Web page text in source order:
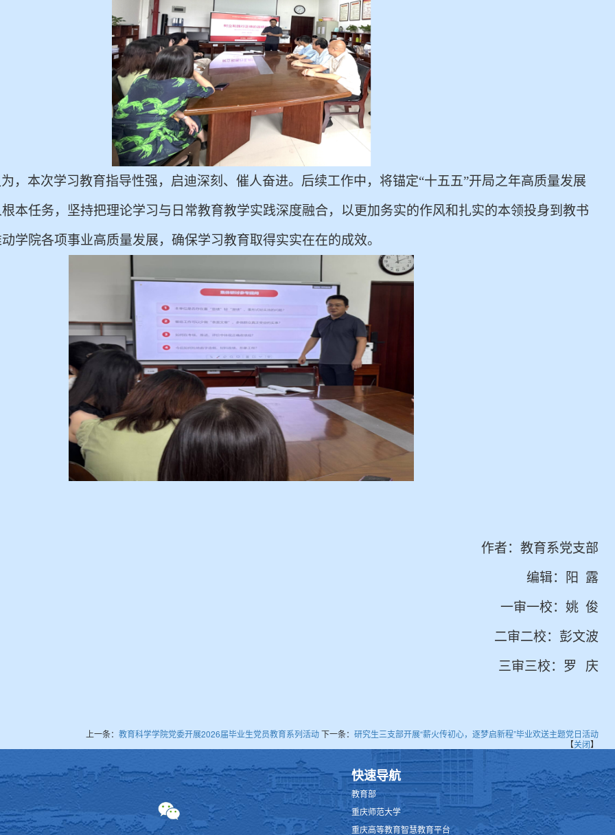
，本次学习教育指导性强，启迪深刻、催人奋进。后续工作中，将锚定“十五五”开局之年高质量发展
本任务，坚持把理论学习与日常教育教学实践深度融合，以更加务实的作风和扎实的本领投身到 教书
学院各项事业高质量发展，确保学习教育取得实实在在的成效。
作者：教育系党支部
编辑：阳 露
一审一校：姚 俊
二审二校：彭文波
三审三校：罗 庆
上一条： 教育科学学院党委开展2026届毕业生党员教育系列活动下一条： 研究生三支部开展“薪火传初心，逐梦启新程”毕业欢送主题党日活动
【关闭】
快速导航
教育部
重庆师范大学
重庆高等教育智慧教育平台